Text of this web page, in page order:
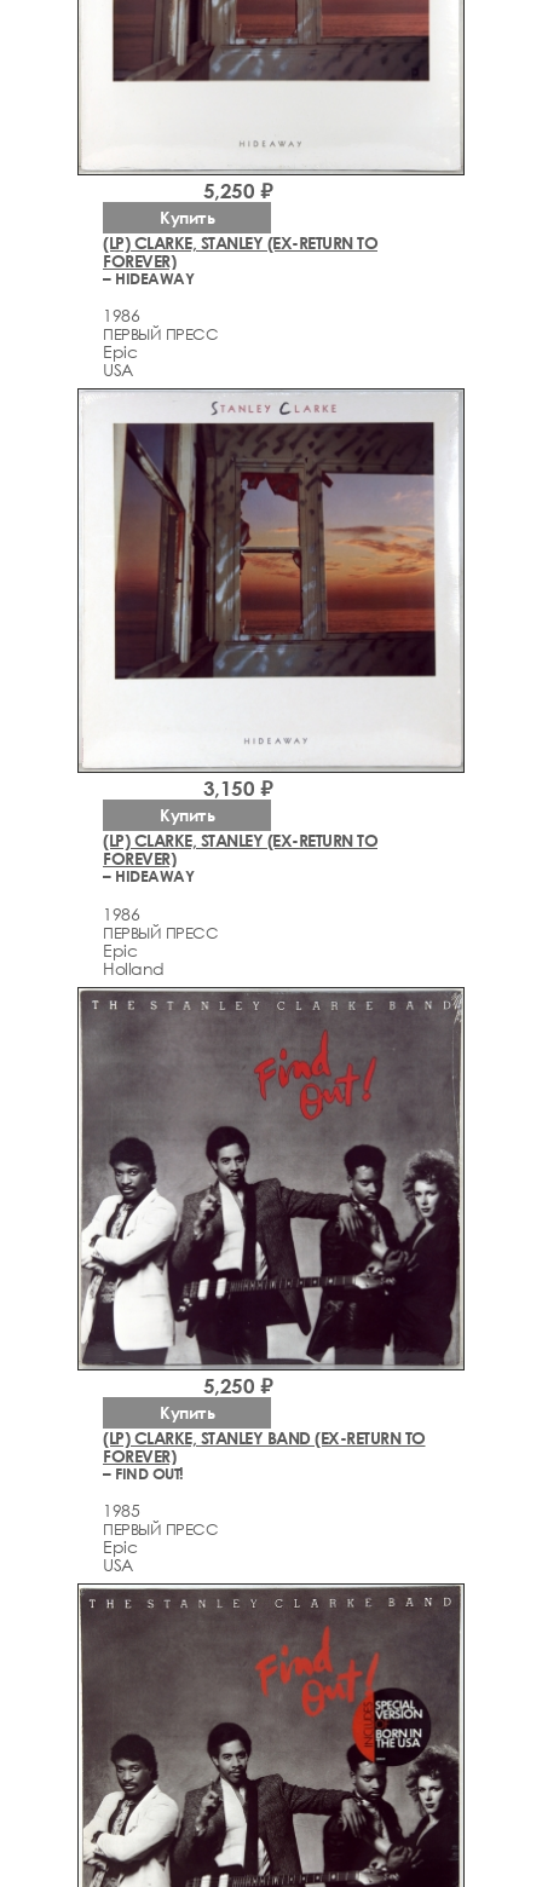
(LP) CLARKE, STANLEY (EX-RETURN TO
FOREVER)
– HIDEAWAY
1986
ПЕРВЫЙ ПРЕСС
Epic
USA
5,250 ₽
Купить
(LP) CLARKE, STANLEY (EX-RETURN TO
FOREVER)
– HIDEAWAY
1986
ПЕРВЫЙ ПРЕСС
Epic
Holland
3,150 ₽
Купить
(LP) CLARKE, STANLEY BAND (EX-RETURN TO
FOREVER)
– FIND OUT!
1985
ПЕРВЫЙ ПРЕСС
Epic
USA
5,250 ₽
Купить